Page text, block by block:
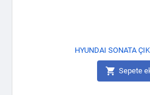
HYUNDAI SONATA
 Sepete